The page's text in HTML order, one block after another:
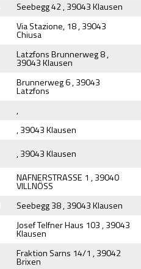
Seebegg 42 , 39043 Klausen
Via Stazione, 18 , 39043
Chiusa
Latzfons Brunnerweg 8 ,
39043 Klausen
Brunnerweg 6 , 39043
Latzfons
,
, 39043 Klausen
, 39043 Klausen
NAFNERSTRASSE 1 , 39040
VILLNÖSS
Seebegg 38 , 39043 Klausen
Josef Telfner Haus 103 , 39043
Klausen
Fraktion Sarns 14/1 , 39042
Brixen